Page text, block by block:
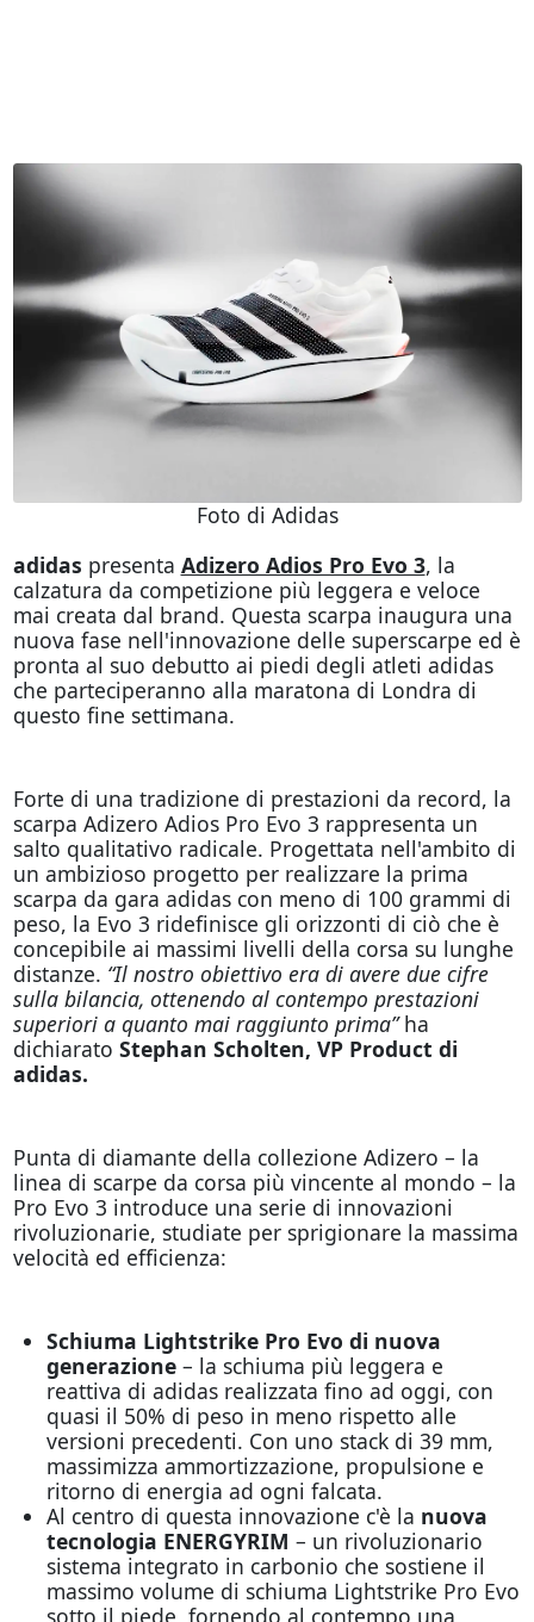
Foto di Adidas
adidas presenta Adizero Adios Pro Evo 3, la
calzatura da competizione più leggera e veloce
mai creata dal brand. Questa scarpa inaugura una
nuova fase nell'innovazione delle superscarpe ed è
pronta al suo debutto ai piedi degli atleti adidas
che parteciperanno alla maratona di Londra di
questo fine settimana.
Forte di una tradizione di prestazioni da record, la
scarpa Adizero Adios Pro Evo 3 rappresenta un
salto qualitativo radicale. Progettata nell'ambito di
un ambizioso progetto per realizzare la prima
scarpa da gara adidas con meno di 100 grammi di
peso, la Evo 3 ridefinisce gli orizzonti di ciò che è
concepibile ai massimi livelli della corsa su lunghe
distanze. “Il nostro obiettivo era di avere due cifre
sulla bilancia, ottenendo al contempo prestazioni
superiori a quanto mai raggiunto prima”ha
dichiarato Stephan Scholten, VP Product di
adidas.
Punta di diamante della collezione Adizero – la
linea di scarpe da corsa più vincente al mondo – la
Pro Evo 3 introduce una serie di innovazioni
rivoluzionarie, studiate per sprigionare la massima
velocità ed efficienza:
Schiuma Lightstrike Pro Evo di nuova
generazione– la schiuma più leggera e
reattiva di adidas realizzata fino ad oggi, con
quasi il 50% di peso in meno rispetto alle
versioni precedenti. Con uno stack di 39 mm,
massimizza ammortizzazione, propulsione e
ritorno di energia ad ogni falcata.
Al centro di questa innovazione c'è la nuova
tecnologia ENERGYRIM – un rivoluzionario
sistema integrato in carbonio che sostiene il
massimo volume di schiuma Lightstrike Pro Evo
sotto il piede, fornendo al contempo una